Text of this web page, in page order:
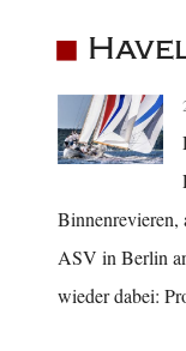
Binnenrevieren,
ASV in Berlin
wieder dabei: